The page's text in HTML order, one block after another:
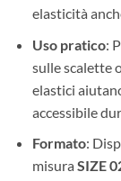
elasticità
Uso pratico:
sulle scalette
elastici
accessibile
Formato:
misura SIZE